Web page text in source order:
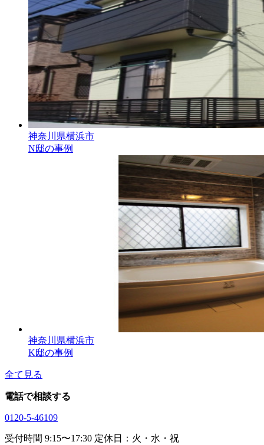
神奈川県横浜市
N邸の事例
神奈川県横浜市
K邸の事例
全て見る
電話で相談する
0120-5-46109
受付時間 9:15〜17:30 定休日：火・水・祝